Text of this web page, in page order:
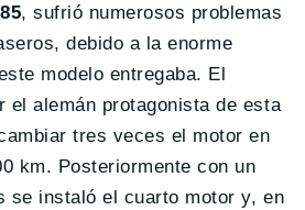
, sufrió numerosos problemas
debido a la enorme
modelo entregaba. El
el alemán protagonista de esta
tres veces el motor en
km. Posteriormente con un
se instaló el cuarto motor y, en